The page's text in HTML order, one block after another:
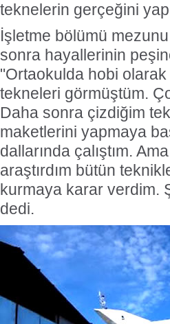
teknelerin gerçeğini
İşletme bölümü
sonra hayallerinin
"Ortaokulda hobi
tekneleri görmüştüm.
Daha sonra çizdiğim
maketlerini yapmaya
dallarında çalıştım.
araştırdım bütün
kurmaya karar verdim.
dedi.